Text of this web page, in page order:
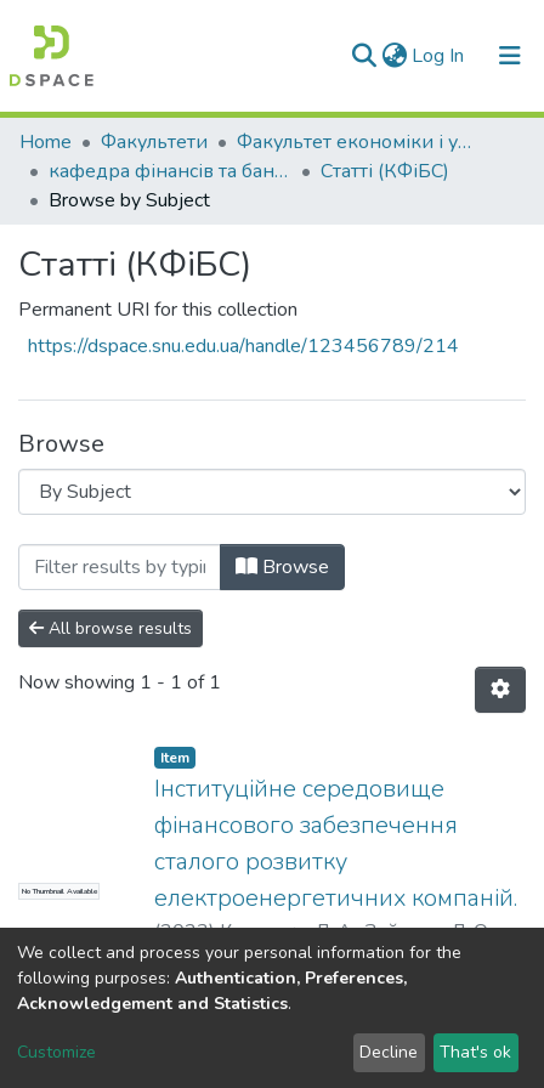
Log In (current)
Communities & Collections
All of DSpace
Home Факультети
Факультет економіки і управління
кафедра фінансів та банківської справи
Статті (КФіБС)
Browse by Subject
Статті (КФіБС)
Permanent URI for this collection
https://dspace.snu.edu.ua/handle/123456789/214
Browse
Browsing Статті (КФіБС) by Subject
Browse
All browse results
Now showing 1 - 1 of 1
No Thumbnail Available
Item
Інституційне середовище
фінансового забезпечення
сталого розвитку
електроенергетичних компаній.
(2023)Костирко, Л. А.;Зайцева, Л. О.
Dspace & Volodymyr Dahl East Ukrainian National University
LYRASIS
Send Feedback
We collect and process your personal information for the
following purposes: Authentication, Preferences,
Acknowledgement and Statistics.
Customize Decline That's ok